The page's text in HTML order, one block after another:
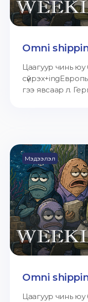
Omni
Цаагуур чинь
гээ явсаар л.
Мэдээлэл
Omni
Цаагуур чинь